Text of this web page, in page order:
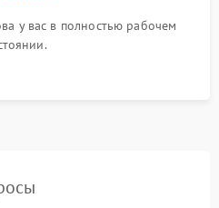
у вас в полностью рабочем